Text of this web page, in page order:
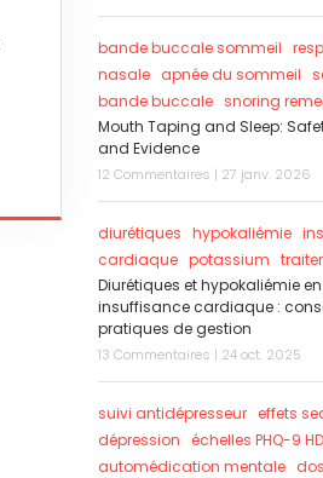
bande buccale sommeil
nasale
apnée du sommeil
bande buccale snoring
Mouth Taping and Sleep:
and Evidence
12 Commentaires | 27 janv. 2026
diurétiques hypokaliémie
cardiaque potassium
Diurétiques et hypokaliémie en
insuffisance cardiaque :
pratiques de gestion
13 Commentaires | 24 oct. 2025
suivi antidépresseur
effets
dépression
échelles PHQ-9
automédication mentale